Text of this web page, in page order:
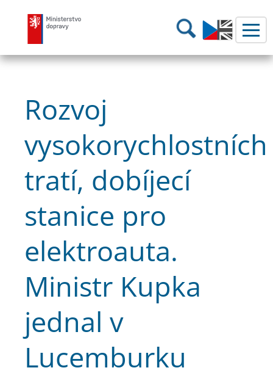
Ministerstvo dopravy Hledání
Rozvoj
vysokorychlostních
tratí, dobíjecí
stanice pro
elektroauta.
Ministr Kupka
jednal v
Lucemburku